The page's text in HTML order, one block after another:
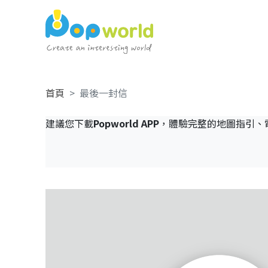
首頁 最後一封信
建議您下載Popworld APP，體驗完整的地圖指引